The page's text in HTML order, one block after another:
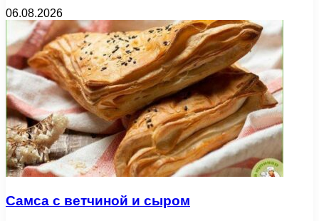
06.08.2026
Самса с ветчиной и сыром